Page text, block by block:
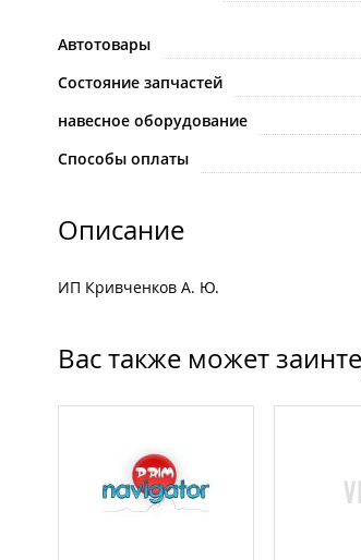
Автотовары
Состояние запчастей
навесное оборудование
Способы оплаты
Описание
ИП Кривченков А. Ю.
Вас также может